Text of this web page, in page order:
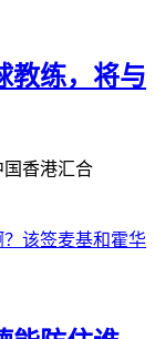
教练，将与
香港汇合